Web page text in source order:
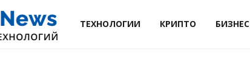
ТЕХНОЛОГИИ КРИПТО БИЗНЕС